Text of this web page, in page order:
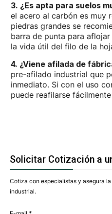
3. ¿Es apta para suelos
el acero al carbón es muy
piedras grandes se
barra de punta para
la vida útil del filo de la
4. ¿Viene afilada de
pre-afilado industrial que
inmediato. Si con el uso
puede reafilarse
Solicitar Cotización a
Cotiza con especialistas y asegura
industrial.